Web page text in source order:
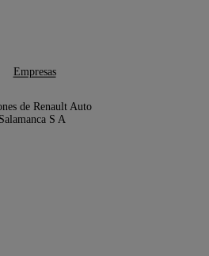
Empresas
de Renault Auto
Salamanca S A